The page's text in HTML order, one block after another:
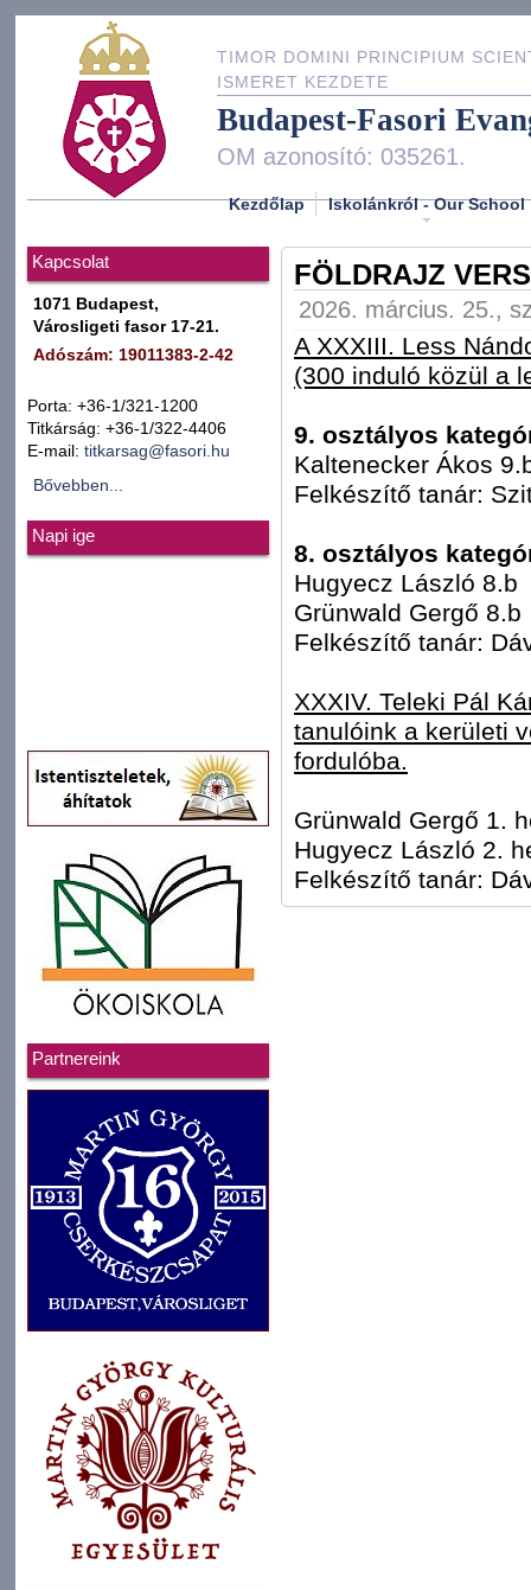
TIMOR DOMINI PRINCIPIUM
ISMERET KEZDETE
Budapest-Fasori
OM azonosító: 035261.
Kezdőlap Iskolánkról - Our School
Kapcsolat
1071 Budapest,
Városligeti fasor 17-21.
Adószám: 19011383-2-42
Porta: +36-1/321-1200
Titkárság: +36-1/322-4406
E-mail: titkarsag@fasori.hu
Bővebben...
Napi ige
Partnereink
FÖLDRAJZ
2026. március. 25.,
A XXXIII. Less
(300 induló közül a
9. osztályos
Kaltenecker Ákos
Felkészítő tanár:
8. osztályos
Hugyecz László 8.b
Grünwald Gergő 8.b
Felkészítő tanár:
XXXIV. Teleki Pál
tanulóink a kerületi
fordulóba.
Grünwald Gergő 1.
Hugyecz László 2.
Felkészítő tanár: